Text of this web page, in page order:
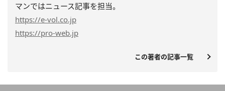
マンではニュース記事を担当。
https://e-vol.co.jp
https://pro-web.jp
この著者の記事一覧